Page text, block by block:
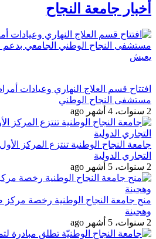
أخبار جامعة النجاح
افتتاح قسم العلاج النهاري وعيادات
مستشفى النجاح الوطني
2 سنوات، 4 أشهر ago
جامعة النجاح الوطنية تنتزع المركز
التجاري الدولية
2 سنوات، 5 أشهر ago
منح جامعة النجاح الوطنية رخصة مركز
وهجينة
2 سنوات، 5 أشهر ago